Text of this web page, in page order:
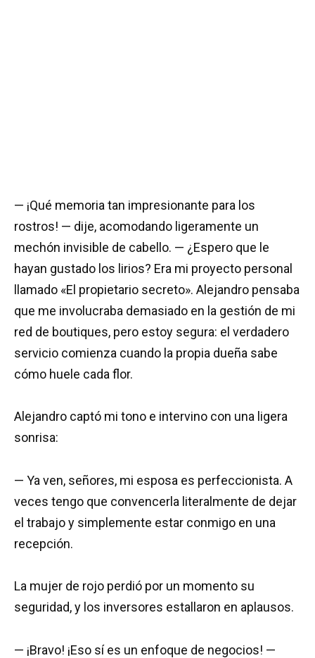
— ¡Qué memoria tan impresionante para los
rostros! — dije, acomodando ligeramente un
mechón invisible de cabello. — ¿Espero que le
hayan gustado los lirios? Era mi proyecto personal
llamado «El propietario secreto». Alejandro pensaba
que me involucraba demasiado en la gestión de mi
red de boutiques, pero estoy segura: el verdadero
servicio comienza cuando la propia dueña sabe
cómo huele cada flor.
Alejandro captó mi tono e intervino con una ligera
sonrisa:
— Ya ven, señores, mi esposa es perfeccionista. A
veces tengo que convencerla literalmente de dejar
el trabajo y simplemente estar conmigo en una
recepción.
La mujer de rojo perdió por un momento su
seguridad, y los inversores estallaron en aplausos.
— ¡Bravo! ¡Eso sí es un enfoque de negocios! —